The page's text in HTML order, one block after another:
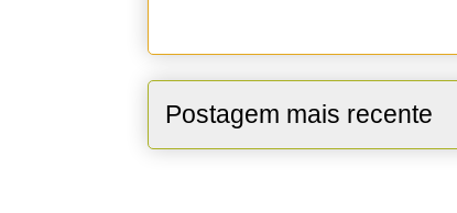
Postagem mais recente